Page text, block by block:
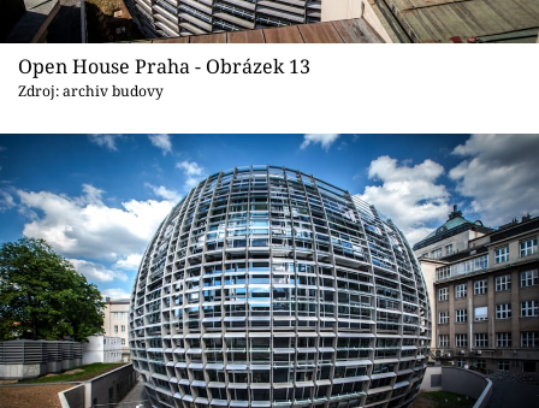
Open House Praha - Obrázek 13
Zdroj: archiv budovy